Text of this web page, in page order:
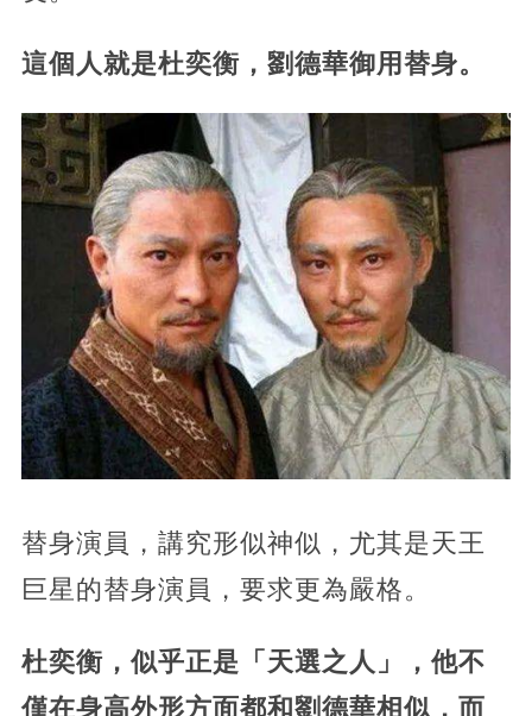
這個人就是杜奕衡，劉德華御用替身。
替身演員，講究形似神似，尤其是天王
巨星的替身演員，要求更為嚴格。
杜奕衡，似乎正是「天選之人」，他不
僅在身高外形方面都和劉德華相似，而